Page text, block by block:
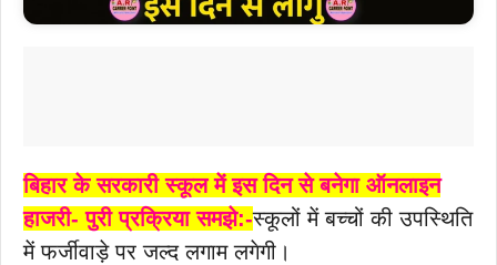
बिहार के सरकारी स्कूल में इस दिन से बनेगा ऑनलाइन
हाजरी- पुरी प्रक्रिया समझे:-स्कूलों में बच्चों की उपस्थिति
में फर्जीवाड़े पर जल्द लगाम लगेगी।